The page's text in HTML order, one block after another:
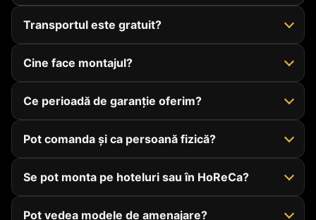
Transportul este gratuit?
Cine face montajul?
Ce perioadă de garanție oferim?
Pot comanda și ca persoană fizică?
Se pot monta pe hoteluri sau în HoReCa?
Pot vedea modele de amenajare?